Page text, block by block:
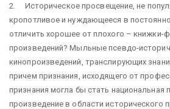
2. Историческое просвещение, не
кропотливое и нуждающееся в
отличить хорошее от плохого – книжки-
произведений? Мыльные псевдо-
кинопроизведений, транслирующих
причем признания, исходящего от
признания могла бы стать
произведение в области исторического